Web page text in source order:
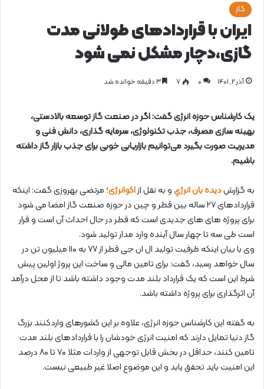
گاز
ایران با قراردادهای طولانی مدت
گازی،دچار مشکل نمی شود
آذر ۲, ۱۴۰۱ 0 ۷
یک کارشناس حوزه انرژی گفت: اگر در صنعت گاز توسعه بالادستی،
بهینه سازی مصرف، جذب تکنولوژی، سرمایه گذاری، دانش فنی و
مدیریت صورت بگیرد می‌توانیم بازاریابی خوبی برای جذب بازار گاز داشته
باشیم.
به گزارشدیده بان انرژيو به نقل ازاکوانرژی؛ مرتضی بهروزی گفت: اینکه
قراردادهای ۲۷ ساله بین قطر و چین در حوزه صنعت گاز امضا می شود
برای پروژه های های جدیدی است که قطر در حال احداث آن است و قرار
است طی سه تا چهار سال آینده وارد مدار تولید شود.
وی با بیان اینکه ظرفیت تولید ال ان جی قطر از ۷۷ به ۱۱۰ میلیون تن در
سال خواهد رسید، گفت: برای تامین مالی و ساخت این پروژ اولین پیش
شرط این است که یک قرارداد بلند مدت وجود داشته باشد تا از محل درآمد
آن اثرگذاری برای پروژه داشته باشد.
به گفته این کارشناس حوزه انرژی، علاوه بر این کشورهای واردکنند بزرگ
گاز دنیا تمایل دارند که امنیت انرژی خودشان را با قراردادهای بلند مدت
تامین کنند، حداقل در بخش قابل توجهی از واردات مثلا ۷۰ تا ۸۰ درصد
این امنیت باید تحقق یابد و این موضوع اصلا غیر طبیعی نیست.